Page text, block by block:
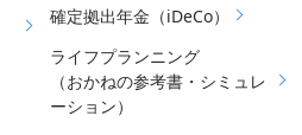
確定拠出年金（iDeCo）
ライフプランニング
（おかねの参考書・シミュレ
ーション）